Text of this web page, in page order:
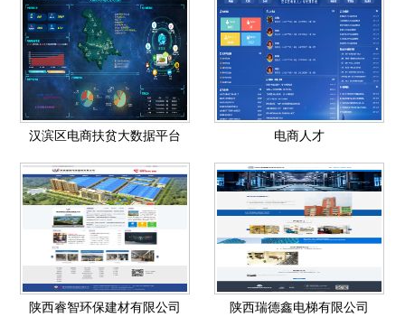
汉滨区电商扶贫大数据平台 电商人才
陕西睿智环保建材有限公司 陕西瑞德鑫电梯有限公司